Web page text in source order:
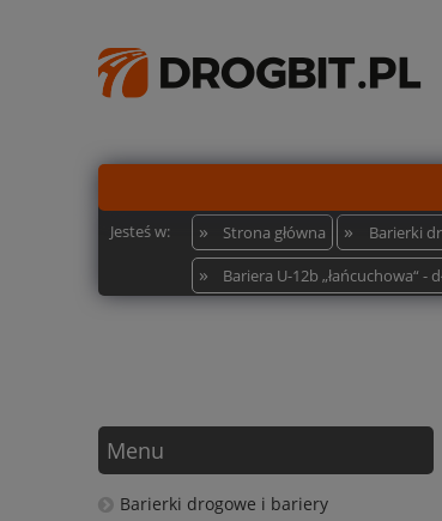
Jesteś w: » Strona główna » Barierki
» Bariera U-12b „łańcuchowa“ -
Menu
Barierki drogowe i bariery